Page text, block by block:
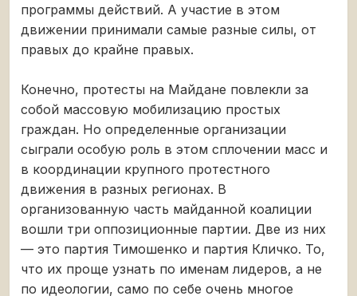
программы действий. А участие в этом
движении принимали самые разные силы, от
правых до крайне правых.
Конечно, протесты на Майдане повлекли за
собой массовую мобилизацию простых
граждан. Но определенные организации
сыграли особую роль в этом сплочении масс и
в координации крупного протестного
движения в разных регионах. В
организованную часть майданной коалиции
вошли три оппозиционные партии. Две из них
— это партия Тимошенко и партия Кличко. То,
что их проще узнать по именам лидеров, а не
по идеологии, само по себе очень многое